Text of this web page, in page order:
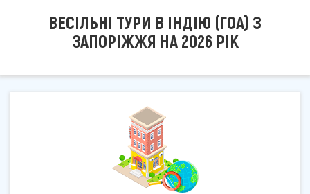
ВЕСІЛЬНІ ТУРИ В ІНДІЮ (ГОА) З
ЗАПОРІЖЖЯ НА 2026 РІК